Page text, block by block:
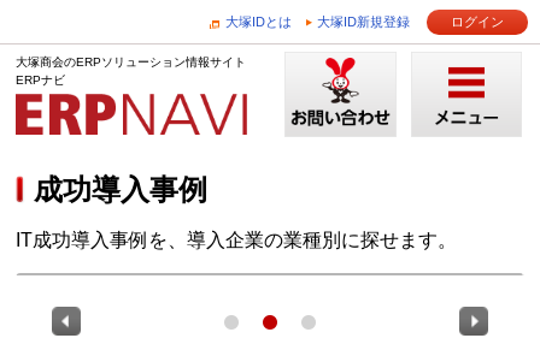
大塚IDとは 大塚ID新規登録 ログイン
大塚商会のERPソリューション情報サイト
ERPナビ
成功導入事例
IT成功導入事例を、導入企業の業種別に探せます。